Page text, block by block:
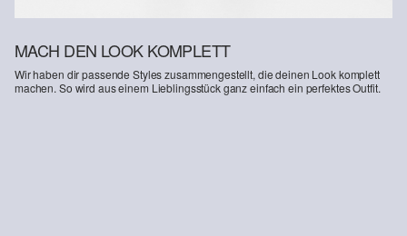
MACH DEN LOOK KOMPLETT
Wir haben dir passende Styles zusammengestellt, die deinen Look komplett
machen. So wird aus einem Lieblingsstück ganz einfach ein perfektes Outfit.